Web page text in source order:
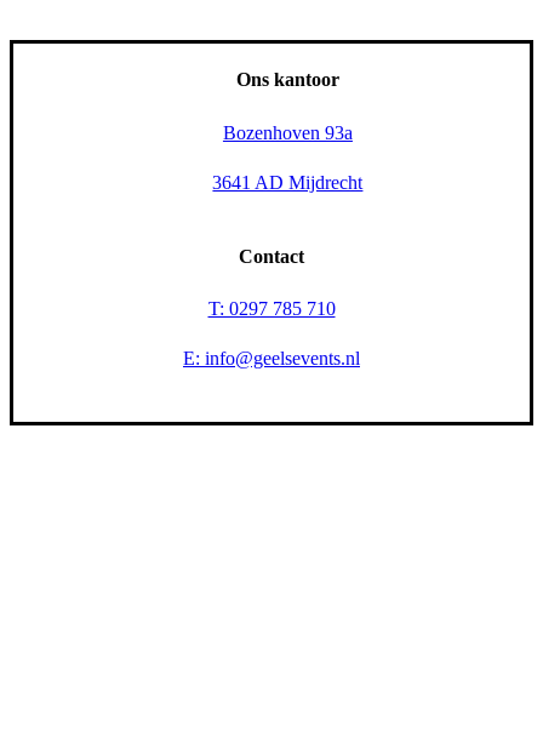
Ons kantoor
Bozenhoven 93a
3641 AD Mijdrecht
Contact
T: 0297 785 710
E: info@geelsevents.nl